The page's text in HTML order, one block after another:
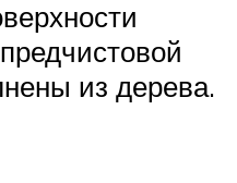
из дерева.